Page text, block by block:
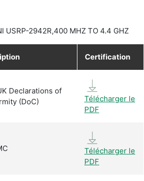
USRP-2942R,400 MHZ TO 4.4 GHZ
Certification
Declarations of
(DoC)
Télécharger le
PDF
Télécharger le
PDF